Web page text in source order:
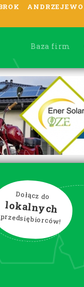
ANDRZEJEWO
Baza firm
Dołącz do
lokalnych
przedsiębiorców!